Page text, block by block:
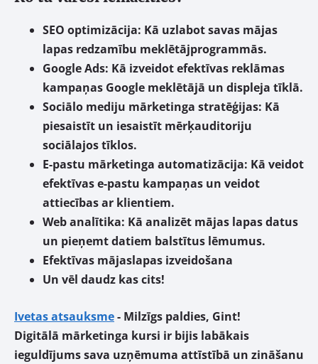
SEO optimizācija: Kā uzlabot savas mājas
lapas redzamību meklētājprogrammās.
Google Ads: Kā izveidot efektīvas reklāmas
kampaņas Google meklētājā un displeja tīklā.
Sociālo mediju mārketinga stratēģijas: Kā
piesaistīt un iesaistīt mērķauditoriju
sociālajos tīklos.
E-pastu mārketinga automatizācija: Kā veidot
efektīvas e-pastu kampaņas un veidot
attiecības ar klientiem.
Web analītika: Kā analizēt mājas lapas datus
un pieņemt datiem balstītus lēmumus.
Efektīvas mājaslapas izveidošana
Un vēl daudz kas cits!
Ivetas atsauksme- Milzīgs paldies, Gint!
Digitālā mārketinga kursi ir bijis labākais
ieguldījums sava uzņēmuma attīstībā un zināšanu